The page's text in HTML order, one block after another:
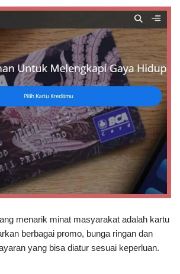
menarik minat masyarakat adalah kartu
berbagai promo, bunga ringan dan
yang bisa diatur sesuai keperluan.